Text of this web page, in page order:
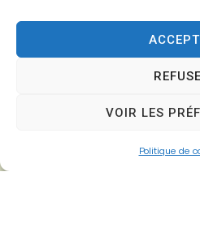
VOIR LES
Politique de
77610 –